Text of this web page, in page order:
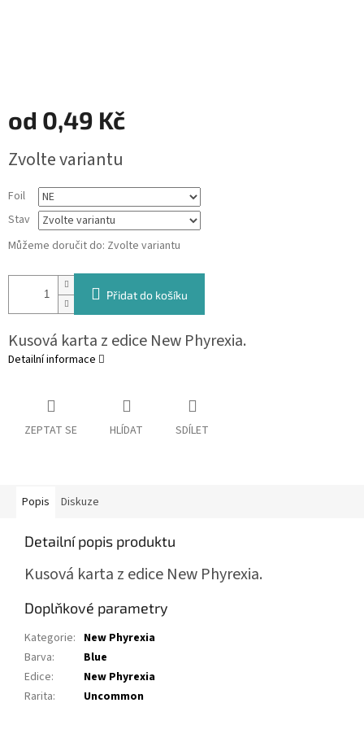
od 0,49 Kč
cena:
Zvolte variantu
Foil
Stav
Můžeme doručit do: Zvolte variantu
Přidat do košíku
Kusová karta z edice New Phyrexia.
Detailní informace
ZEPTAT SE HLÍDAT SDÍLET
Popis Diskuze
Detailní popis produktu
Kusová karta z edice New Phyrexia.
Doplňkové parametry
Kategorie: New Phyrexia
Barva:
Blue
Edice:
New Phyrexia
Rarita: Uncommon